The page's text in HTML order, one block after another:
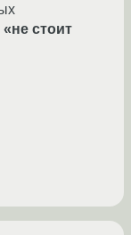
«не стоит